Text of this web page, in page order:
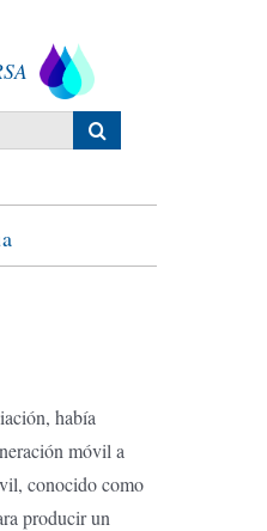
había
móvil a
conocido como
producir un